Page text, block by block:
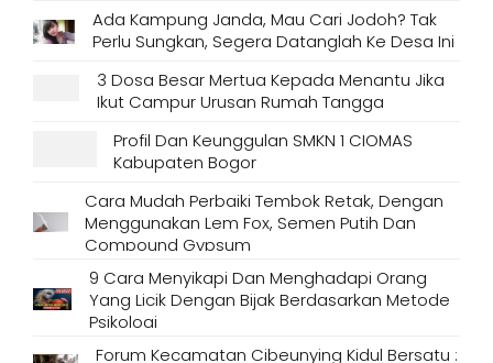
Ada Kampung Janda, Mau Cari Jodoh? Tak
Perlu Sungkan, Segera Datanglah Ke Desa Ini
3 Dosa Besar Mertua Kepada Menantu Jika
Ikut Campur Urusan Rumah Tangga
Profil Dan Keunggulan SMKN 1 CIOMAS
Kabupaten Bogor
Cara Mudah Perbaiki Tembok Retak, Dengan
Menggunakan Lem Fox, Semen Putih Dan
Compound Gypsum
9 Cara Menyikapi Dan Menghadapi Orang
Yang Licik Dengan Bijak Berdasarkan Metode
Psikologi
Forum Kecamatan Cibeunying Kidul Bersatu :